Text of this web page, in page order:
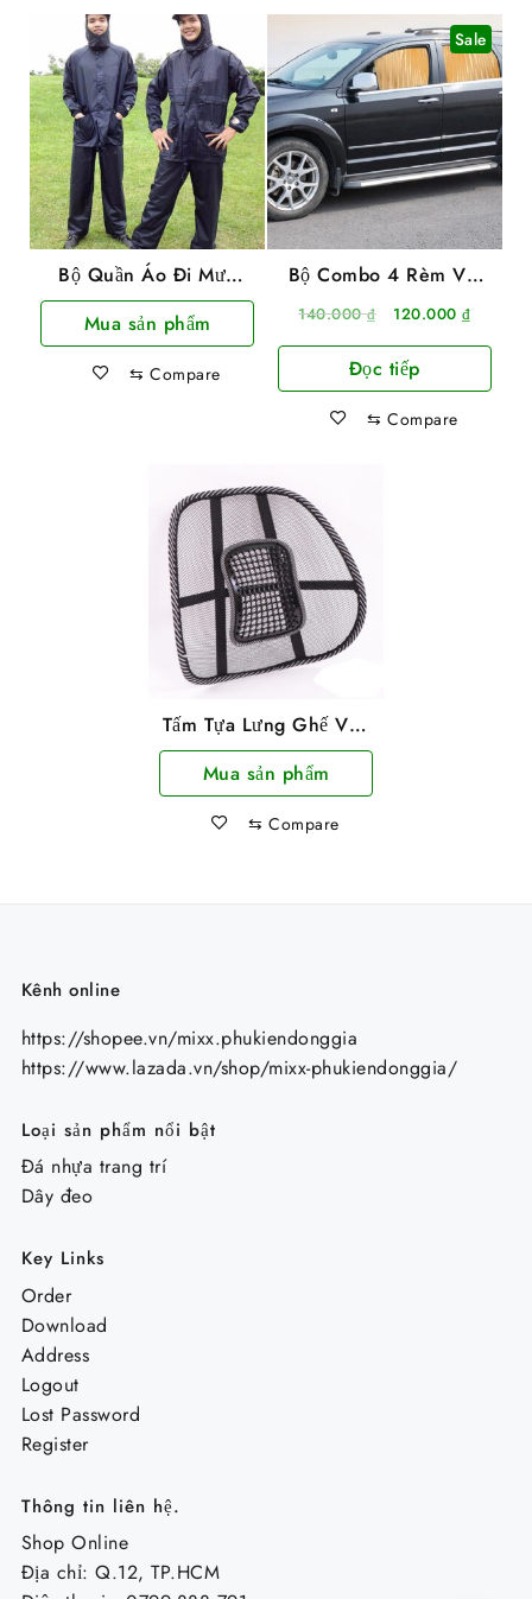
Bộ Quần Áo Đi Mưa
Vải Dù Nguyên Bộ
Siêu Bền Size XXXL
Mua sản phẩm
⇆ Compare
Sale
Bộ Combo 4 Rèm Vải
Thông Minh Che Nắng
Cách Nhiệt
140.000₫
Giá
gốc
là:
140.000 ₫.
120.000₫Giá
hiện
là:
Đọc tiếp
⇆ Compare
Tấm Tựa Lưng Ghế Văn
Phòng Bảo Vệ Cột Sống
Mua sản phẩm
⇆ Compare
Kênh online
https://shopee.vn/mixx.phukiendonggia
https://www.lazada.vn/shop/mixx-phukiendonggia/
Loại sản phẩm nổi bật
Đá nhựa trang trí
Dây đeo
Key Links
Order
Download
Address
Logout
Lost Password
Register
Thông tin liên hệ.
Shop Online
Địa chỉ: Q.12, TP.HCM